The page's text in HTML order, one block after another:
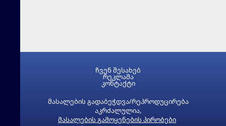
მასალების გადაბეჭდვა/რეპროდუცირება
აკრძალულია,
მასალების გამოყენების პირობები
ჩვენ შესახებ
რეკლამა
კონტაქტი